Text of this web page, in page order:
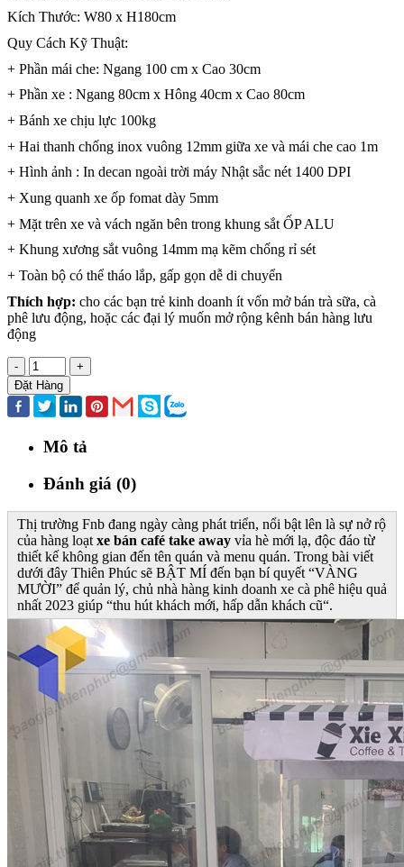
Kích Thước: W80 x H180cm
Quy Cách Kỹ Thuật:
+ Phần mái che: Ngang 100 cm x Cao 30cm
+ Phần xe : Ngang 80cm x Hông 40cm x Cao 80cm
+ Bánh xe chịu lực 100kg
+ Hai thanh chống inox vuông 12mm giữa xe và mái che cao 1m
+ Hình ảnh : In decan ngoài trời máy Nhật sắc nét 1400 DPI
+ Xung quanh xe ốp fomat dày 5mm
+ Mặt trên xe và vách ngăn bên trong khung sắt ỐP ALU
+ Khung xương sắt vuông 14mm mạ kẽm chống rỉ sét
+ Toàn bộ có thể tháo lắp, gấp gọn dễ di chuyển
Thích hợp: cho các bạn trẻ kinh doanh ít vốn mở bán trà sữa, cà
phê lưu động, hoặc các đại lý muốn mở rộng kênh bán hàng lưu
động
-
+
Đặt Hàng
Mô tả
Đánh giá (0)
Thị trường Fnb đang ngày càng phát triển, nổi bật lên là sự nở rộ
của hàng loạt xe bán café take away vỉa hè mới lạ, độc đáo từ
thiết kế không gian đến tên quán và menu quán. Trong bài viết
dưới đây Thiên Phúc sẽ BẬT MÍ đến bạn bí quyết “VÀNG
MƯỜI” để quản lý, chủ nhà hàng kinh doanh xe cà phê hiệu quả
nhất 2023 giúp “thu hút khách mới, hấp dẫn khách cũ“.